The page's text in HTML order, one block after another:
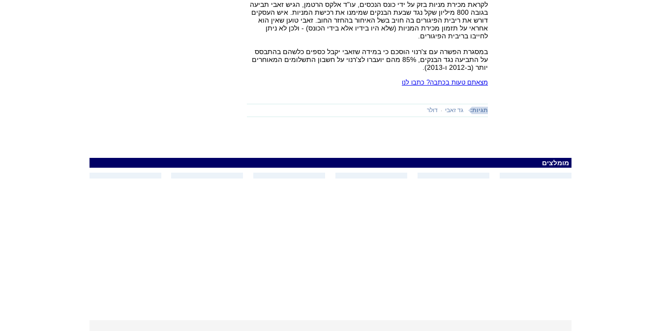
לקראת מכירת מניות בזק על ידי כונס הנכסים, עו"ד אלקס הרטמן, הגיש זאבי תביעה
בגובה 800 מיליון שקל נגד שבעת הבנקים שמימנו את רכישת המניות. איש העסקים
דורש את ריבית הפיגורים בה חויב בשל האיחור בהחזר החוב. זאבי טוען שאין הוא
אחראי על תזמון מכירת המניות (שלא היו בידיו אלא בידי הכונס) - ולכן לא ניתן
לחייבו בריבית הפיגורים.
במסגרת הפשרה עם צ'רנוי הוסכם כי במידה שזאבי יקבל כספים כלשהם בהתבסס
על התביעה נגד הבנקים, 85% מהם יועברו לצ'רנוי על חשבון התשלומים המאוחרים
יותר (ב-2012 ו-2013).
מצאתם טעות בכתבה? כתבו לנו
תגיות: גד זאבי דולר
מומלצים